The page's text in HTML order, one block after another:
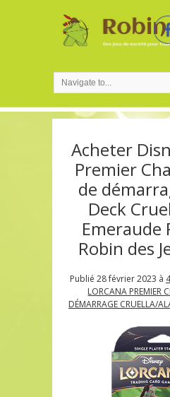
Acheter
Premier
de
Deck
Emeraude
Robin des
Publié 28 février 2023 à
LORCANA PREMIER
DÉMARRAGE CRUELLA/